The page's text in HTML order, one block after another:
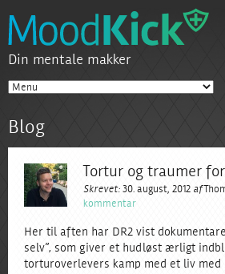
Din mentale makker
Blog
Tortur og traumer
Skrevet: 30. august, 2012 af
kommentar
Her til aften har DR2 vist
selv”, som giver et hudløst ærligt
torturoverlevers kamp med et liv med